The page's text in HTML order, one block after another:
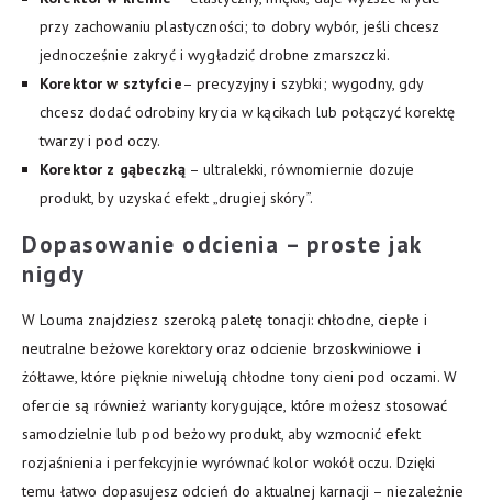
przy zachowaniu plastyczności; to dobry wybór, jeśli chcesz
jednocześnie zakryć i wygładzić drobne zmarszczki.
Korektor w sztyfcie– precyzyjny i szybki; wygodny, gdy
chcesz dodać odrobiny krycia w kącikach lub połączyć korektę
twarzy i pod oczy.
Korektor z gąbeczką– ultralekki, równomiernie dozuje
produkt, by uzyskać efekt „drugiej skóry”.
Dopasowanie odcienia – proste jak
nigdy
W Louma znajdziesz szeroką paletę tonacji: chłodne, ciepłe i
neutralne beżowe korektory oraz odcienie brzoskwiniowe i
żółtawe, które pięknie niwelują chłodne tony cieni pod oczami. W
ofercie są również warianty korygujące, które możesz stosować
samodzielnie lub pod beżowy produkt, aby wzmocnić efekt
rozjaśnienia i perfekcyjnie wyrównać kolor wokół oczu. Dzięki
temu łatwo dopasujesz odcień do aktualnej karnacji – niezależnie